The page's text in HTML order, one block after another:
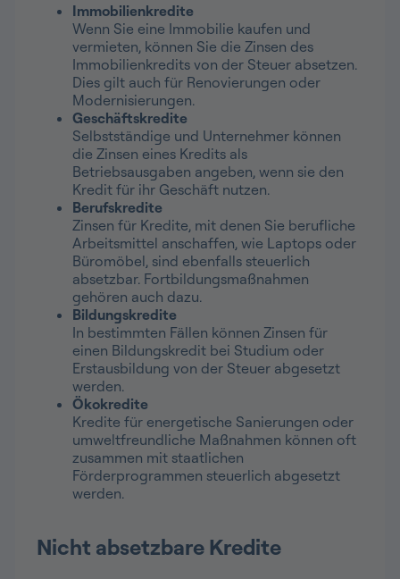
Immobilienkredite
Wenn Sie eine Immobilie kaufen und
vermieten, können Sie die Zinsen des
Immobilienkredits von der Steuer absetzen.
Dies gilt auch für Renovierungen oder
Modernisierungen.
Geschäftskredite
Selbstständige und Unternehmer können
die Zinsen eines Kredits als
Betriebsausgaben angeben, wenn sie den
Kredit für ihr Geschäft nutzen.
Berufskredite
Zinsen für Kredite, mit denen Sie berufliche
Arbeitsmittel anschaffen, wie Laptops oder
Büromöbel, sind ebenfalls steuerlich
absetzbar. Fortbildungsmaßnahmen
gehören auch dazu.
Bildungskredite
In bestimmten Fällen können Zinsen für
einen Bildungskredit bei Studium oder
Erstausbildung von der Steuer abgesetzt
werden.
Ökokredite
Kredite für energetische Sanierungen oder
umweltfreundliche Maßnahmen können oft
zusammen mit staatlichen
Förderprogrammen steuerlich abgesetzt
werden.
Nicht absetzbare Kredite